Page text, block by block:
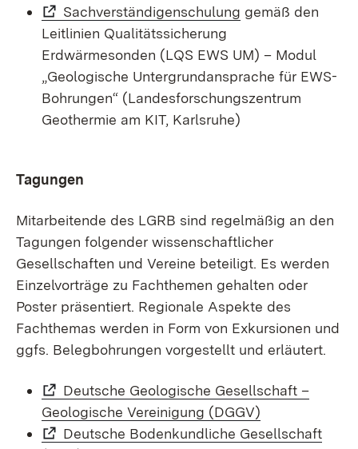
Sachverständigenschulung gemäß den
Leitlinien Qualitätssicherung
Erdwärmesonden (LQS EWS UM) – Modul
„Geologische Untergrundansprache für EWS-
Bohrungen“ (Landesforschungszentrum
Geothermie am KIT, Karlsruhe)
Tagungen
Mitarbeitende des LGRB sind regelmäßig an den
Tagungen folgender wissenschaftlicher
Gesellschaften und Vereine beteiligt. Es werden
Einzelvorträge zu Fachthemen gehalten oder
Poster präsentiert. Regionale Aspekte des
Fachthemas werden in Form von Exkursionen und
ggfs. Belegbohrungen vorgestellt und erläutert.
Deutsche Geologische Gesellschaft –
Geologische Vereinigung (DGGV)
Deutsche Bodenkundliche Gesellschaft